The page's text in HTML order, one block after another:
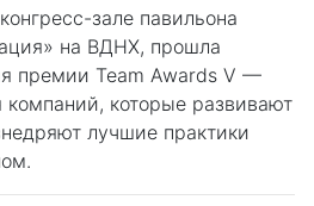
зале павильона
на ВДНХ, прошла
премии Team Awards V —
компаний, которые развивают
лучшие практики